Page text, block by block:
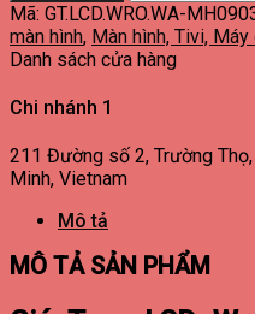
Mã: GT.LCD.WRO.WA-
màn hình, Màn hình, Tivi, Máy
Danh sách cửa hàng
Chi nhánh 1
211 Đường số 2, Trường
Minh, Vietnam
Mô tả
MÔ TẢ SẢN PHẨM